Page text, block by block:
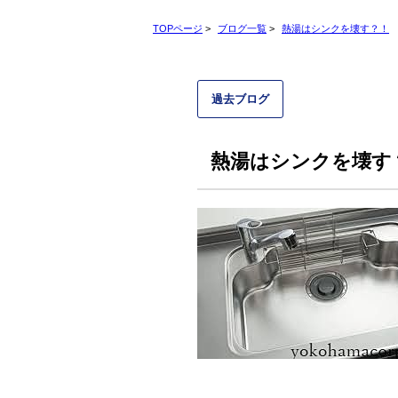
TOPページ > ブログ一覧 > 熱湯はシンクを壊す？！
過去ブログ
熱湯はシンクを壊す